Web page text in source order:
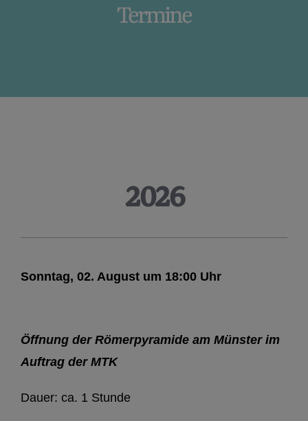
Termine
2026
Sonntag, 02. August um 18:00 Uhr
Öffnung der Römerpyramide am Münster im
Auftrag der MTK
Dauer: ca. 1 Stunde